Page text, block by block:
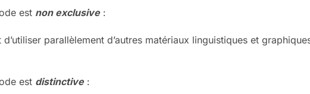
est non exclusive:
d’utiliser parallèlement d’autres matériaux linguistiques et
est distinctive: